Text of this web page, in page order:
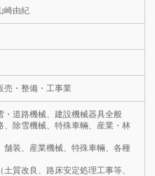
由紀
売・整備・工事業
道路機械、建設機械器具全般
雪機械、特殊車輛、産業・林
、産業機械、特殊車輛、各種
改良、路床安定処理工事等、